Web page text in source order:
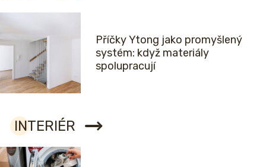
Příčky Ytong jako promyšlený
systém: když materiály
spolupracují
INTERIÉR